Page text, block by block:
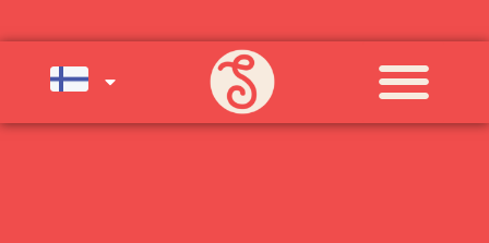
AVOINNA VIIKONLOPPUISIN (PE-
SU) ELOKUUN LOPPUUN ASTI
LÄMPIMÄSTI TERVETULOA!